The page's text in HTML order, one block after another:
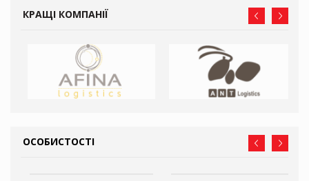
КРАЩІ КОМПАНІЇ
ОСОБИСТОСТІ